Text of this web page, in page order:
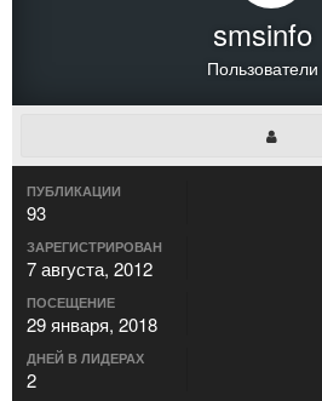
smsinfo
Пользователи
ПУБЛИКАЦИИ
93
ЗАРЕГИСТРИРОВАН
7 августа, 2012
ПОСЕЩЕНИЕ
29 января, 2018
ДНЕЙ В ЛИДЕРАХ
2